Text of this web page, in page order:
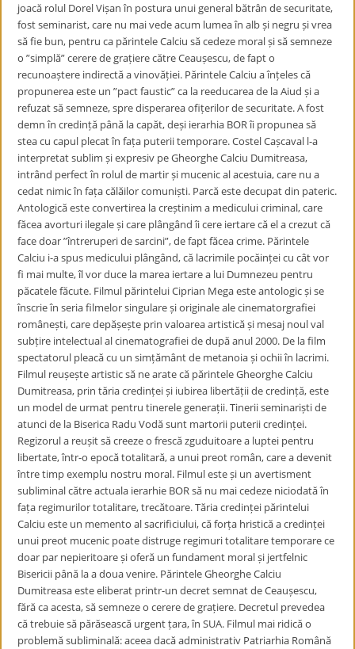
joacă rolul Dorel Vișan în postura unui general bătrân de securitate,
fost seminarist, care nu mai vede acum lumea în alb și negru și vrea
să fie bun, pentru ca părintele Calciu să cedeze moral și să semneze
o ”simplă” cerere de grațiere către Ceaușescu, de fapt o
recunoaștere indirectă a vinovăției. Părintele Calciu a înțeles că
propunerea este un ”pact faustic” ca la reeducarea de la Aiud și a
refuzat să semneze, spre disperarea ofițerilor de securitate. A fost
demn în credință până la capăt, deși ierarhia BOR îi propunea să
stea cu capul plecat în fața puterii temporare. Costel Cașcaval l-a
interpretat sublim și expresiv pe Gheorghe Calciu Dumitreasa,
intrând perfect în rolul de martir și mucenic al acestuia, care nu a
cedat nimic în fața călăilor comuniști. Parcă este decupat din pateric.
Antologică este convertirea la creștinim a medicului criminal, care
făcea avorturi ilegale și care plângând îi cere iertare că el a crezut că
face doar ”întreruperi de sarcini”, de fapt făcea crime. Părintele
Calciu i-a spus medicului plângând, că lacrimile pocăinței cu cât vor
fi mai multe, îl vor duce la marea iertare a lui Dumnezeu pentru
păcatele făcute. Filmul părintelui Ciprian Mega este antologic și se
înscrie în seria filmelor singulare și originale ale cinematorgrafiei
românești, care depășește prin valoarea artistică și mesaj noul val
subțire intelectual al cinematografiei de după anul 2000. De la film
spectatorul pleacă cu un simțământ de metanoia și ochii în lacrimi.
Filmul reușește artistic să ne arate că părintele Gheorghe Calciu
Dumitreasa, prin tăria credinței și iubirea libertății de credință, este
un model de urmat pentru tinerele generații. Tinerii seminariști de
atunci de la Biserica Radu Vodă sunt martorii puterii credinței.
Regizorul a reușit să creeze o frescă zguduitoare a luptei pentru
libertate, într-o epocă totalitară, a unui preot român, care a devenit
între timp exemplu nostru moral. Filmul este și un avertisment
subliminal către actuala ierarhie BOR să nu mai cedeze niciodată în
fața regimurilor totalitare, trecătoare. Tăria credinței părintelui
Calciu este un memento al sacrificiului, că forța hristică a credinței
unui preot mucenic poate distruge regimuri totalitare temporare ce
doar par nepieritoare și oferă un fundament moral și jertfelnic
Bisericii până la a doua venire. Părintele Gheorghe Calciu
Dumitreasa este eliberat printr-un decret semnat de Ceaușescu,
fără ca acesta, să semneze o cerere de grațiere. Decretul prevedea
că trebuie să părăsească urgent țara, în SUA. Filmul mai ridică o
problemă subliminală: aceea dacă administrativ Patriarhia Română